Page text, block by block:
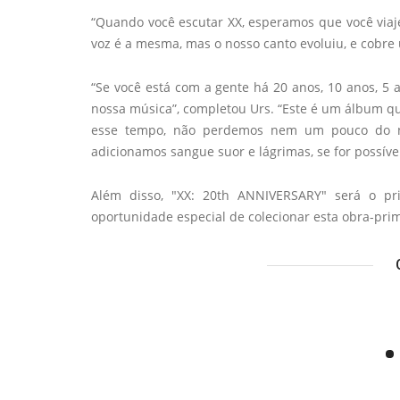
“Quando você escutar XX, esperamos que você
voz é a mesma, mas o nosso canto evoluiu, e
“Se você está com a gente há 20 anos, 10 anos,
nossa música”, completou Urs. “Este é um álbum
esse tempo, não perdemos nem um pouco do
adicionamos sangue suor e lágrimas, se for
Além disso, "XX: 20th ANNIVERSARY" será
oportunidade especial de colecionar esta obra-